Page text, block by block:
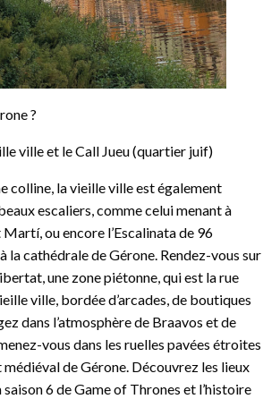
?
ville et le Call Jueu (quartier juif)
colline, la vieille ville est également
escaliers, comme celui menant à
Martí, ou encore l’Escalinata de 96
la cathédrale de Gérone. Rendez-vous sur
une zone piétonne, qui est la rue
ville, bordée d’arcades, de boutiques
dans l’atmosphère de Braavos et de
vous dans les ruelles pavées étroites
de Gérone. Découvrez les lieux
6 de Game of Thrones et l’histoire